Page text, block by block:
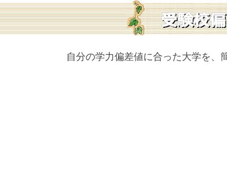
自分の学力偏差値に合った大学を、